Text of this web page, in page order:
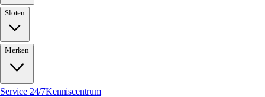
Sloten
Merken
Service 24/7Kenniscentrum